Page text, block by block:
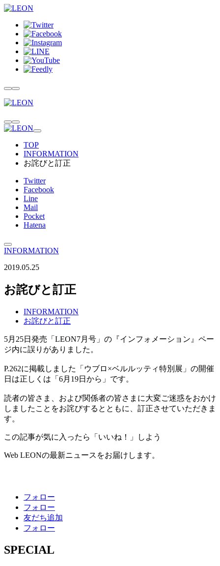
TOP
INFORMATION
お詫びと訂正
Twitter
Facebook
Line
Mail
Pocket
Hatena
INFORMATION
2019.05.25
お詫びと訂正
INFORMATION
お詫びと訂正
5月25日発売「LEON7月号」の『インフォメーション』ペー
ジ内に誤りがありました。
P.262に掲載しました「ウブロ×ベルルッティ特別展」の開催
日は正しくは「6月19日から」です。
読者の皆さま、および関係者の皆さまに大変ご迷惑をおかけ
しましたことをお詫びするとともに、訂正させていただきま
す。
この記事が気に入ったら「いいね！」しよう
Web LEONの最新ニュースをお届けします。
フォロー
フォロー
友だち追加
フォロー
SPECIAL